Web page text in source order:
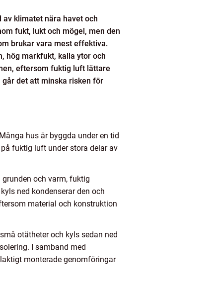
klimatet nära havet och
fukt, lukt och mögel, men den
brukar vara mest effektiva.
hög markfukt, kalla ytor och
eftersom fuktig luft lättare
det att minska risken för
hus är byggda under en tid
fuktig luft under stora delar av
och varm, fuktig
ned kondenserar den och
material och konstruktion
otätheter och kyls sedan ned
I samband med
monterade genomföringar